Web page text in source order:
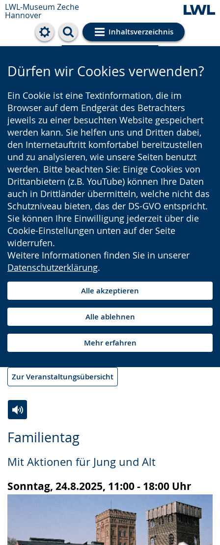
LWL-Museum Zeche
Hannover
Inhaltsverzeichnis
Cookie-Einstellungen
Dürfen wir Cookies verwenden?
Ein Cookie ist eine Textinformation, die im
Browser auf dem Endgerät des Betrachters
jeweils zu einer besuchten Website gespeichert
werden kann. Sie helfen uns und Dritten dabei,
den Internetauftritt komfortabel bereitzustellen
und zu analysieren, wie unsere Seiten benutzt
werden. Bitte beachten Sie: Einige Cookies von
Drittanbietern (z.B. YouTube) können Ihre Daten
auch in Drittländer übermitteln, welche nicht das
Schutzniveau bieten, das der DS-GVO entspricht.
Sie können Ihre Einwilligung jederzeit über die
Cookie-Einstellungen unten auf der Seite
widerrufen.
Weitere Informationen finden Sie in unserer
Datenschutzerklärung.
Alle akzeptieren
Alle ablehnen
Mehr erfahren
Zur Veranstaltungsübersicht
Familientag
Mit Aktionen für Jung und Alt
Sonntag, 24.8.2025, 11:00 - 18:00 Uhr
Leichten
wechseln.
Audio-
Video
Deutscher
Gebärdensprache
wird